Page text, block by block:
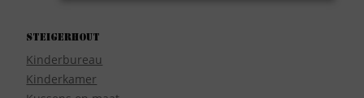
Steigerhout
Kinderbureau
Kinderkamer